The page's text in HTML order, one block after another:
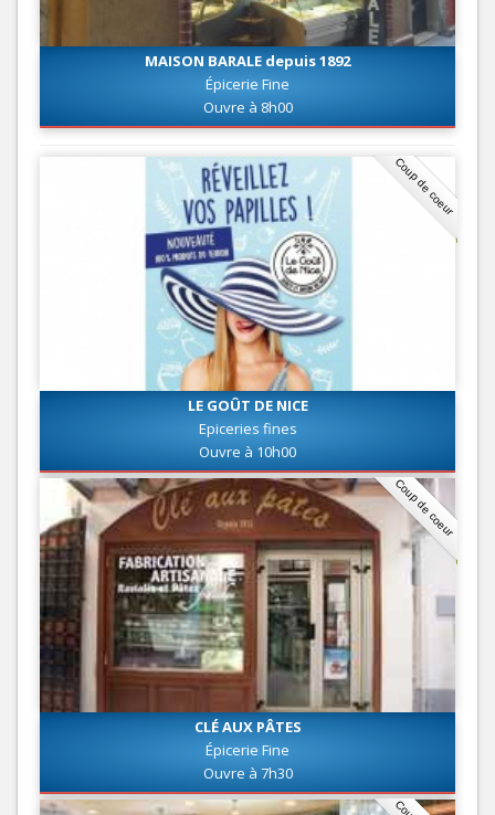
MAISON BARALE depuis 1892
Épicerie Fine
Ouvre à 8h00
Coup de coeur
LE GOÛT DE NICE
Epiceries fines
Ouvre à 10h00
Coup de coeur
CLÉ AUX PÂTES
Épicerie Fine
Ouvre à 7h30